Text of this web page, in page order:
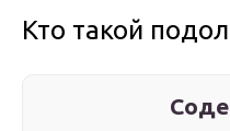
Кто такой